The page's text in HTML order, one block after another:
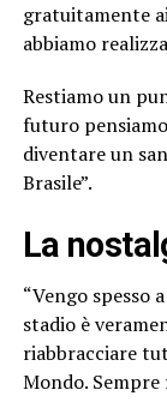
gratuitamente
abbiamo
Restiamo un
futuro
diventare un
Brasile”.
La
“Vengo spesso
stadio è
riabbracciare
Mondo. Sempre